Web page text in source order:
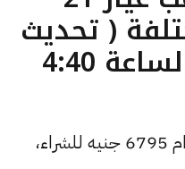
( تحديث
الثلاثاء 19 مايو الساعة 4:40
سعر الذهب عيار 21 وزن 1 جرام 6795 جنيه للشراء،